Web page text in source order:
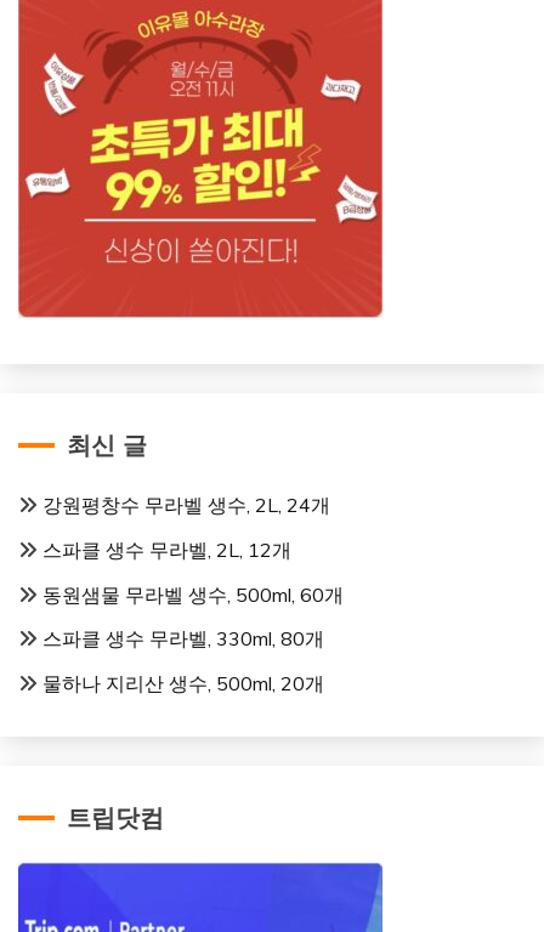
최신 글
강원평창수 무라벨 생수, 2L, 24개
스파클 생수 무라벨, 2L, 12개
동원샘물 무라벨 생수, 500ml, 60개
스파클 생수 무라벨, 330ml, 80개
물하나 지리산 생수, 500ml, 20개
트립닷컴